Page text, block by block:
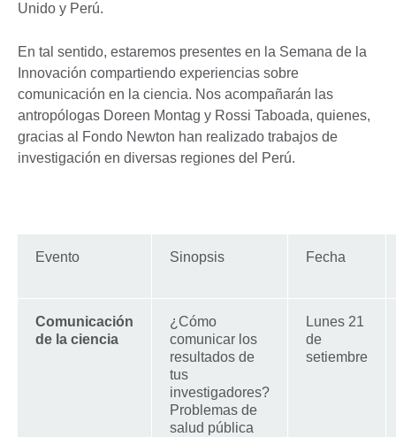
Unido y Perú.
En tal sentido, estaremos presentes en la Semana de la
Innovación compartiendo experiencias sobre
comunicación en la ciencia. Nos acompañarán las
antropólogas Doreen Montag y Rossi Taboada, quienes,
gracias al Fondo Newton han realizado trabajos de
investigación en diversas regiones del Perú.
Evento Sinopsis Fecha
Comunicación
de la ciencia
¿Cómo
comunicar los
resultados de
tus
investigadores?
Problemas de
salud pública
Lunes 21
de
setiembre